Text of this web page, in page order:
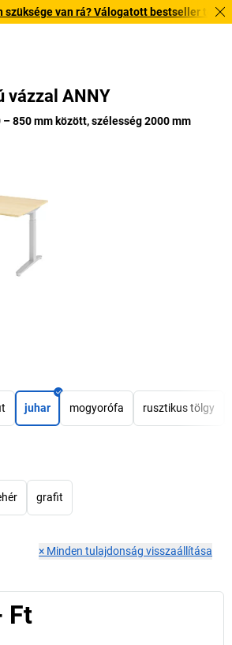
van rá? Válogatott bestseller
vázzal ANNY
850 mm között, szélesség 2000 mm
juhar mogyorófa rusztikus tölgy
grafit
× Minden tulajdonság visszaállítása
Ft